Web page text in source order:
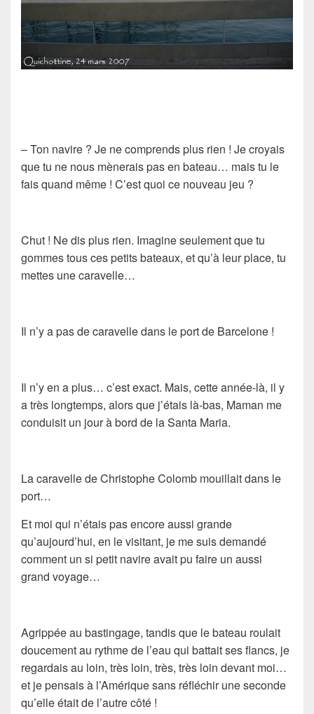
– Ton navire ? Je ne comprends plus rien ! Je croyais
que tu ne nous mènerais pas en bateau… mais tu le
fais quand même ! C’est quoi ce nouveau jeu ?
Chut ! Ne dis plus rien. Imagine seulement que tu
gommes tous ces petits bateaux, et qu’à leur place, tu
mettes une caravelle…
Il n’y a pas de caravelle dans le port de Barcelone !
Il n’y en a plus… c’est exact. Mais, cette année-là, il y
a très longtemps, alors que j’étais là-bas, Maman me
conduisit un jour à bord de la Santa Maria.
La caravelle de Christophe Colomb mouillait dans le
port…
Et moi qui n’étais pas encore aussi grande
qu’aujourd’hui, en le visitant, je me suis demandé
comment un si petit navire avait pu faire un aussi
grand voyage…
Agrippée au bastingage, tandis que le bateau roulait
doucement au rythme de l’eau qui battait ses flancs, je
regardais au loin, très loin, très, très loin devant moi…
et je pensais à l’Amérique sans réfléchir une seconde
qu’elle était de l’autre côté !